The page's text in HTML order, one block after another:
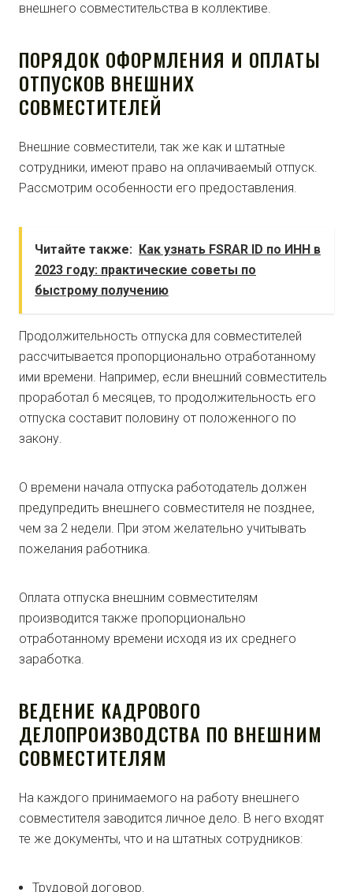
внешнего совместительства в коллективе.
ПОРЯДОК ОФОРМЛЕНИЯ И ОПЛАТЫ
ОТПУСКОВ ВНЕШНИХ
СОВМЕСТИТЕЛЕЙ
Внешние совместители, так же как и штатные
сотрудники, имеют право на оплачиваемый отпуск.
Рассмотрим особенности его предоставления.
Читайте также: Как узнать FSRAR ID по ИНН в
2023 году: практические советы по
быстрому получению
Продолжительность отпуска для совместителей
рассчитывается пропорционально отработанному
ими времени. Например, если внешний совместитель
проработал 6 месяцев, то продолжительность его
отпуска составит половину от положенного по
закону.
О времени начала отпуска работодатель должен
предупредить внешнего совместителя не позднее,
чем за 2 недели. При этом желательно учитывать
пожелания работника.
Оплата отпуска внешним совместителям
производится также пропорционально
отработанному времени исходя из их среднего
заработка.
ВЕДЕНИЕ КАДРОВОГО
ДЕЛОПРОИЗВОДСТВА ПО ВНЕШНИМ
СОВМЕСТИТЕЛЯМ
На каждого принимаемого на работу внешнего
совместителя заводится личное дело. В него входят
те же документы, что и на штатных сотрудников:
Трудовой договор.